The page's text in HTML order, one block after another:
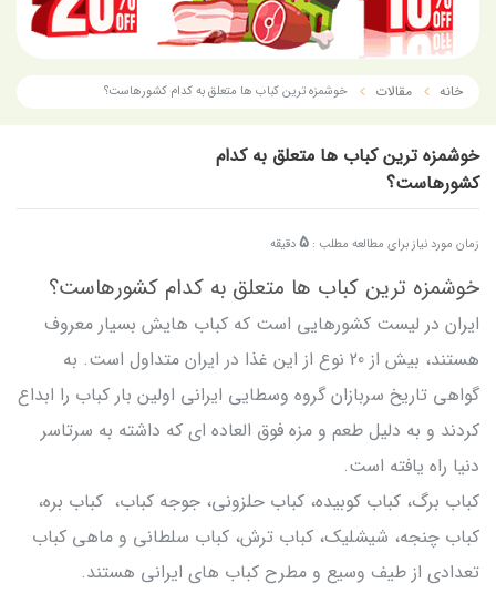
خانه مقالات خوشمزه ترین کباب ها متعلق به کدام کشورهاست؟
خوشمزه ترین کباب ها متعلق به کدام
کشورهاست؟
زمان مورد نیاز برای مطالعه مطلب : 5دقیقه
خوشمزه ترین کباب ها متعلق به کدام کشورهاست؟
ایران در لیست کشورهایی است که کباب هایش بسیار معروف
هستند، بیش از 20 نوع از این غذا در ایران متداول است. به
گواهی تاریخ سربازان گروه وسطایی ایرانی اولین بار کباب را ابداع
کردند و به دلیل طعم و مزه فوق العاده ای که داشته به سرتاسر
دنیا راه یافته است.
کباب برگ، کباب کوبیده، کباب حلزونی، جوجه کباب، کباب بره،
کباب چنجه، شیشلیک، کباب ترش، کباب سلطانی و ماهی کباب
تعدادی از طیف وسیع و مطرح کباب های ایرانی هستند.